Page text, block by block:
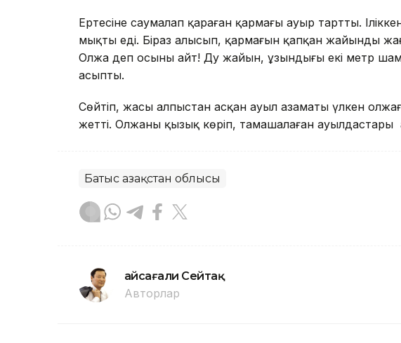
Ертесіне саумалап қараған қармағы ауыр тартты.
мықты еді. Біраз алысып, қармағын қапқан жайынды
Олжа деп осыны айт! Дәу жайын, ұзындығы екі метр
асыпты.
Сөйтіп, жасы алпыстан асқан ауыл азаматы үлкен
жетті. Олжаны қызық көріп, тамашалаған ауылдастары
Батыс Қазақстан облысы
Ғайсағали Сейтақ
Авторлар